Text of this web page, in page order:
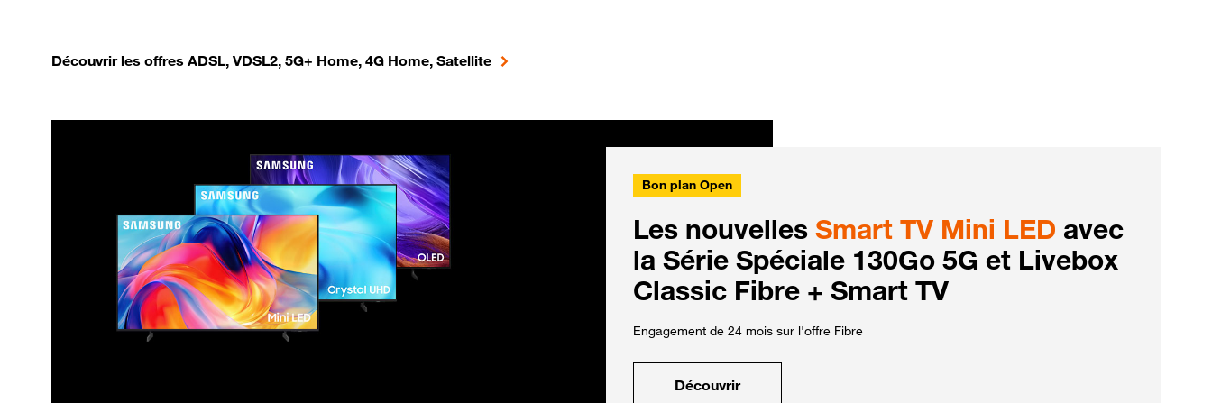
Découvrir les offres ADSL, VDSL2, 5G+ Home, 4G Home, Satellite
Bon plan Open
Les nouvelles Smart TV Mini LED avec
la Série Spéciale 130Go 5G et Livebox
Classic Fibre + Smart TV
Engagement de 24 mois sur l'offre Fibre
Découvrir